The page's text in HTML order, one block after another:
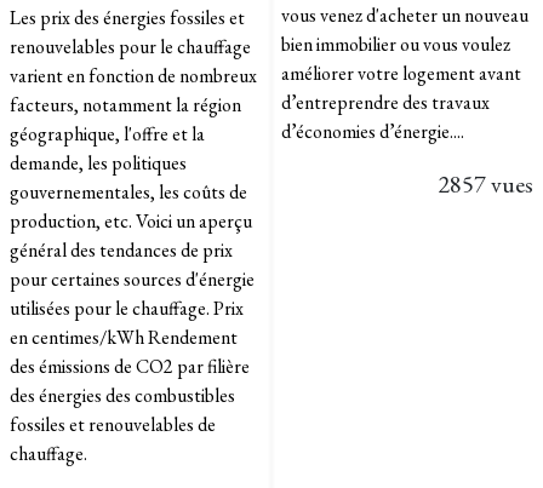
Les prix des énergies fossiles et
renouvelables pour le chauffage
varient en fonction de nombreux
facteurs, notamment la région
géographique, l'offre et la
demande, les politiques
gouvernementales, les coûts de
production, etc. Voici un aperçu
général des tendances de prix
pour certaines sources d'énergie
utilisées pour le chauffage. Prix
en centimes/kWh Rendement
des émissions de CO2 par filière
des énergies des combustibles
fossiles et renouvelables de
chauffage.
vous venez d'acheter un nouveau
bien immobilier ou vous voulez
améliorer votre logement avant
d’entreprendre des travaux
d’économies d’énergie....
2857 vues